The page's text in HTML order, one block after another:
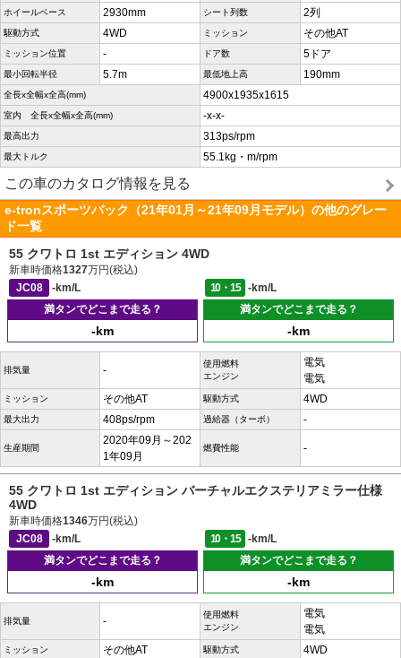
ホイールベース 2930mm シート列数 2列
駆動方式 4WD ミッション その他AT
ミッション位置 - ドア数 5ドア
最小回転半径 5.7m 最低地上高 190mm
全長x全幅x全高(mm) 4900x1935x1615
室内 全長x全幅x全高(mm) -x-x-
最高出力 313ps/rpm
最大トルク 55.1kg・m/rpm
この車のカタログ情報を見る
e-tronスポーツバック（21年01月～21年09月モデル）の他のグレー
ド一覧
55 クワトロ 1st エディション 4WD
新車時価格1327万円(税込)
JC08
-km/L 10・15
-km/L
満タンでどこまで走る？
-km
満タンでどこまで走る？
-km
排気量 -
使用燃料
エンジン
電気
電気
ミッション その他AT 駆動方式 4WD
最大出力 408ps/rpm 過給器（ターボ） -
生産期間
2020年09月～202
1年09月
燃費性能 -
55 クワトロ 1st エディション バーチャルエクステリアミラー仕様
4WD
新車時価格1346万円(税込)
JC08
-km/L 10・15
-km/L
満タンでどこまで走る？
-km
満タンでどこまで走る？
-km
排気量 -
使用燃料
エンジン
電気
電気
ミッション その他AT 駆動方式 4WD